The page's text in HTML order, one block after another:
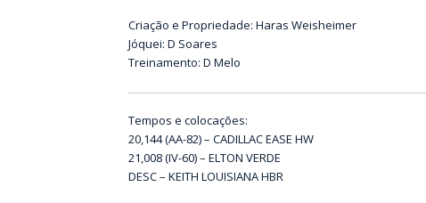
Criação e Propriedade: Haras Weisheimer
Jóquei: D Soares
Treinamento: D Melo
Tempos e colocações:
20,144 (AA-82) – CADILLAC EASE HW
21,008 (IV-60) – ELTON VERDE
DESC – KEITH LOUISIANA HBR